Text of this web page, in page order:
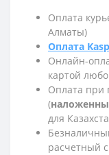
Оплата
Алматы)
Оплата
Онлайн-
картой
Оплата при
(
для
расчетный